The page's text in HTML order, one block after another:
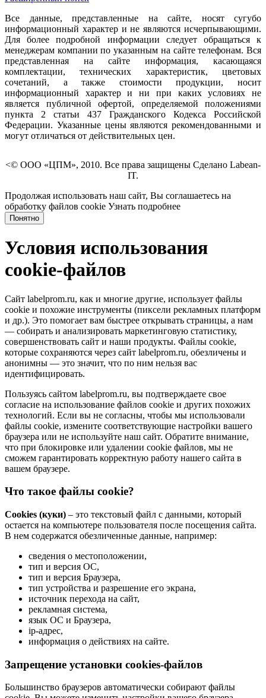
Все данные, представленные на сайте, носят сугубо
информационный характер и не являются исчерпывающими.
Для более подробной информации следует обращаться к
менеджерам компании по указанным на сайте телефонам. Вся
представленная на сайте информация, касающаяся
комплектации, технических характеристик, цветовых
сочетаний, а также стоимости продукции, носит
информационный характер и ни при каких условиях не
является публичной офертой, определяемой положениями
пункта 2 статьи 437 Гражданского Кодекса Российской
Федерации. Указанные цены являются рекомендованными и
могут отличаться от действительных цен.
<© ООО «ЦПМ», 2010. Все права защищены Сделано Labean-
IT.
Продолжая использовать наш сайт, Вы соглашаетесь на
обработку файлов cookie Узнать подробнее
Понятно
Условия использования
cookie-файлов
Сайт labelprom.ru, как и многие другие, использует файлы
cookie и похожие инструменты (пиксели рекламных платформ
и др.). Это помогает вам быстрее открывать страницы, а нам
— собирать и анализировать маркетинговую статистику,
совершенствовать сайт и наши продукты. Файлы сookie,
которые сохраняются через сайт labelprom.ru, обезличены и
анонимны — это значит, что по ним нельзя вас
идентифицировать.
Пользуясь сайтом labelprom.ru, вы подтверждаете свое
согласие на использование файлов cookie и других похожих
технологий. Если вы не согласны, чтобы мы использовали
файлы cookie, измените соответствующие настройки вашего
браузера или не используйте наш сайт. Обратите внимание,
что при блокировке или удалении cookie файлов, мы не
сможем гарантировать корректную работу нашего сайта в
вашем браузере.
Что такое файлы cookie?
Cookies (куки) – это текстовый файл с данными, который
остается на компьютере пользователя после посещения сайта.
В нем содержатся обезличенные данные, например:
сведения о местоположении,
тип и версия ОС,
тип и версия Браузера,
тип устройства и разрешение его экрана,
источник перехода на сайт,
рекламная система,
язык ОС и Браузера,
ip-адрес,
информация о действиях на сайте.
Запрещение установки cookies-файлов
Большинство браузеров автоматически собирают файлы